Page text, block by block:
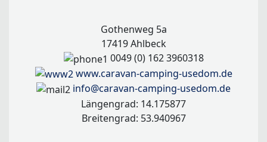
Gothenweg 5a
17419 Ahlbeck
0049 (0) 162 3960318
www.caravan-camping-usedom.de
info@caravan-camping-usedom.de
Längengrad: 14.175877
Breitengrad: 53.940967